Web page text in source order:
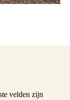
velden zijn